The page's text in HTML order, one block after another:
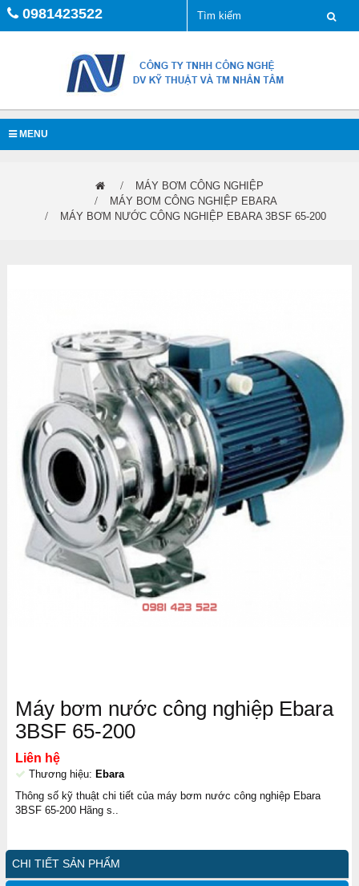
0981423522
MENU
MÁY BƠM CÔNG NGHIỆP
MÁY BƠM CÔNG NGHIỆP EBARA
MÁY BƠM NƯỚC CÔNG NGHIỆP EBARA 3BSF 65-200
Máy bơm nước công nghiệp Ebara
3BSF 65-200
Liên hệ
Thương hiệu: Ebara
Thông số kỹ thuật chi tiết của máy bơm nước công nghiệp Ebara
3BSF 65-200 Hãng s..
CHI TIẾT SẢN PHẨM